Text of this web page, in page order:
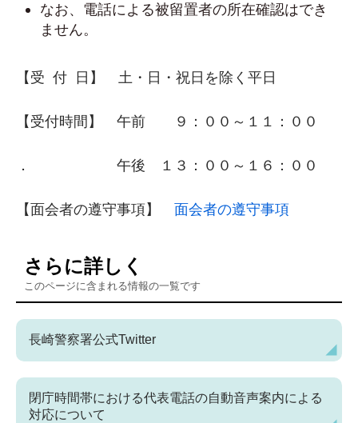
なお、電話による被留置者の所在確認はでき
ません。
【受 付 日】 土・日・祝日を除く平日
【受付時間】 午前 ９：００～１１：００
． 午後 １３：００～１６：００
【面会者の遵守事項】 面会者の遵守事項
さらに詳しく
このページに含まれる情報の一覧です
長崎警察署公式Twitter
閉庁時間帯における代表電話の自動音声案内による
対応について